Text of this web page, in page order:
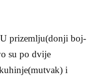
prizemlju(donji boj-
su po dvije
i